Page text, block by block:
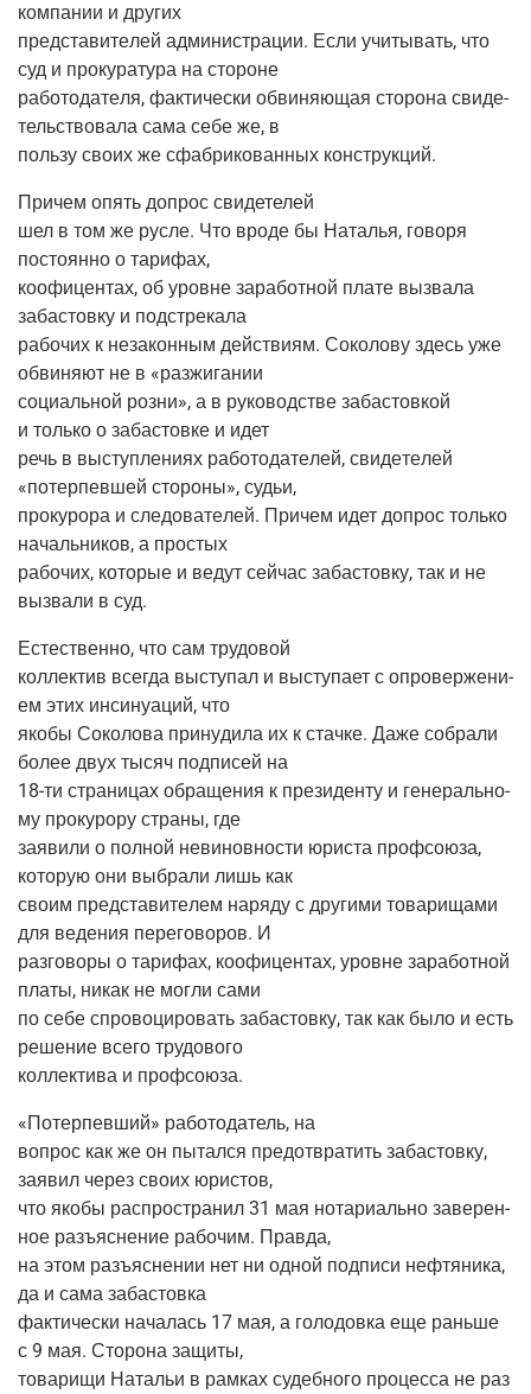
ком­па­нии и других
пред­ста­ви­те­лей адми­ни­стра­ции. Если учи­ты­вать, что
суд и про­ку­ра­ту­ра на стороне
рабо­то­да­те­ля, фак­ти­че­ски обви­ня­ю­щая сто­ро­на сви­де­
тель­ство­ва­ла сама себе же, в
поль­зу сво­их же сфаб­ри­ко­ван­ных конструкций.
При­чем опять допрос свидетелей
шел в том же рус­ле. Что вро­де бы Ната­лья, гово­ря
посто­ян­но о тарифах,
коофи­цен­тах, об уровне зара­бот­ной пла­те вызва­ла
заба­стов­ку и подстрекала
рабо­чих к неза­кон­ным дей­стви­ям. Соко­ло­ву здесь уже
обви­ня­ют не в «раз­жи­га­нии
соци­аль­ной роз­ни», а в руко­вод­стве заба­стов­кой
и толь­ко о заба­стов­ке и идет
речь в выступ­ле­ни­ях рабо­то­да­те­лей, сви­де­те­лей
«потер­пев­шей сто­ро­ны», судьи,
про­ку­ро­ра и сле­до­ва­те­лей. При­чем идет допрос толь­ко
началь­ни­ков, а простых
рабо­чих, кото­рые и ведут сей­час заба­стов­ку, так и не
вызва­ли в суд.
Есте­ствен­но, что сам трудовой
кол­лек­тив все­гда высту­пал и высту­па­ет с опро­вер­же­ни­
ем этих инси­ну­а­ций, что
яко­бы Соко­ло­ва при­ну­ди­ла их к стач­ке. Даже собра­ли
более двух тысяч под­пи­сей на
18-ти стра­ни­цах обра­ще­ния к пре­зи­ден­ту и гене­раль­но­
му про­ку­ро­ру стра­ны, где
заяви­ли о пол­ной неви­нов­но­сти юри­ста проф­со­ю­за,
кото­рую они выбра­ли лишь как
сво­им пред­ста­ви­те­лем наря­ду с дру­ги­ми това­ри­ща­ми
для веде­ния пере­го­во­ров. И
раз­го­во­ры о тари­фах, коофи­цен­тах, уровне зара­бот­ной
пла­ты, никак не мог­ли сами
по себе спро­во­ци­ро­вать заба­стов­ку, так как было и есть
реше­ние все­го трудового
кол­лек­ти­ва и профсоюза.
«Потер­пев­ший» рабо­то­да­тель, на
вопрос как же он пытал­ся предот­вра­тить заба­стов­ку,
заявил через сво­их юристов,
что яко­бы рас­про­стра­нил 31 мая нота­ри­аль­но заве­рен­
ное разъ­яс­не­ние рабо­чим. Правда,
на этом разъ­яс­не­нии нет ни одной под­пи­си неф­тя­ни­ка,
да и сама забастовка
фак­ти­че­ски нача­лась 17 мая, а голо­дов­ка еще рань­ше
с 9 мая. Сто­ро­на защиты,
това­ри­щи Ната­льи в рам­ках судеб­но­го про­цес­са не раз